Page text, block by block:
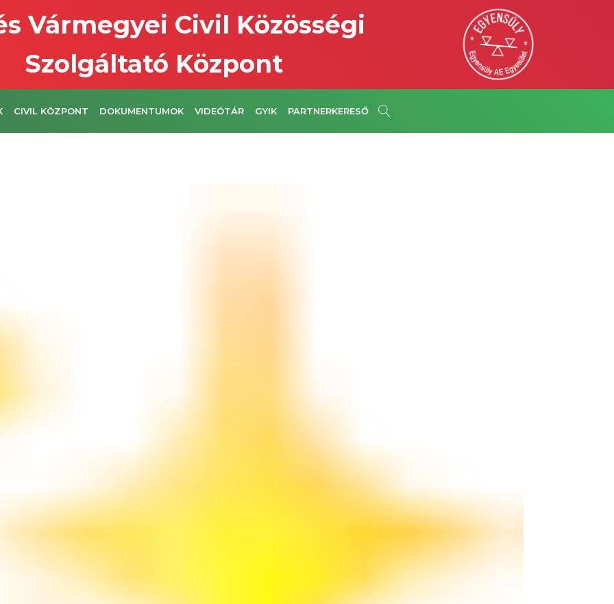
Vármegyei Civil Közösségi
Szolgáltató Központ
CIVIL KÖZPONT DOKUMENTUMOK VIDEÓTÁR GYIK PARTNERKERESŐ